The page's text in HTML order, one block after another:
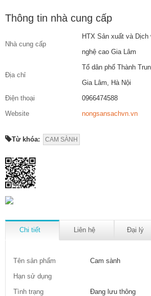
Thông tin nhà cung cấp
Nhà cung cấp
HTX Sản xuất và Dịch
nghệ cao Gia Lâm
Địa chỉ
Tổ dân phố Thành
Gia Lâm, Hà Nội
Điện thoại
0966474588
Website
nongsansachvn.vn
Từ khóa: CAM SÀNH
Chi tiết Liên hệ Đại lý
Tên sản phẩm
Cam sành
Hạn sử dụng
Tình trạng
Đang lưu thông